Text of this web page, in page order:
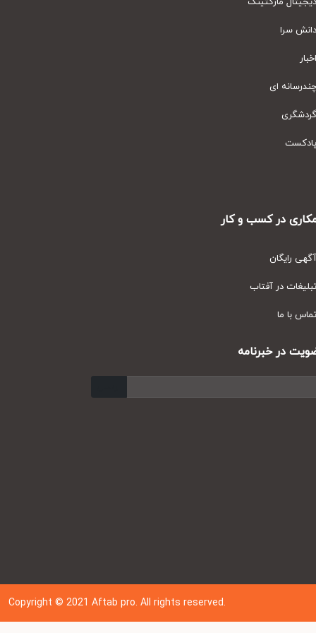
سرا
ای
در کسب و کار
رایگان
در آفتاب
با ما
در خبرنامه
Copyright © 202 1Aftab pro. All rights reserved.